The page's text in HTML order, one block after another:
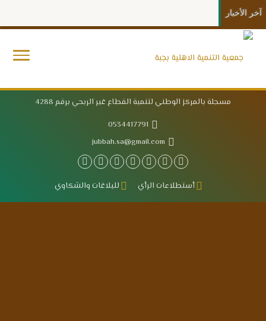
آخر الأخبار
مسجلة بالمركز الوطني لتنمية القطاع غير الربحي برقم 4288
0534417791
jubbah.sa@gmail.com
أستطلاعات الرأي للبلاغات والشكاوي